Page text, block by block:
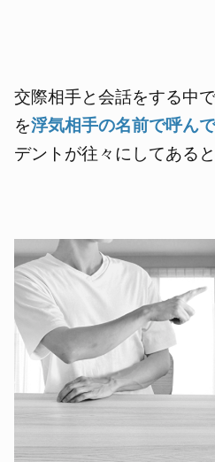
交際相手と会話をする中
を浮気相手の名前で呼ん
デントが往々にしてあると